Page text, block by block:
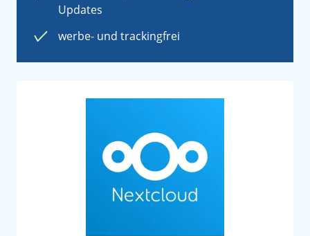
Updates
werbe- und trackingfrei